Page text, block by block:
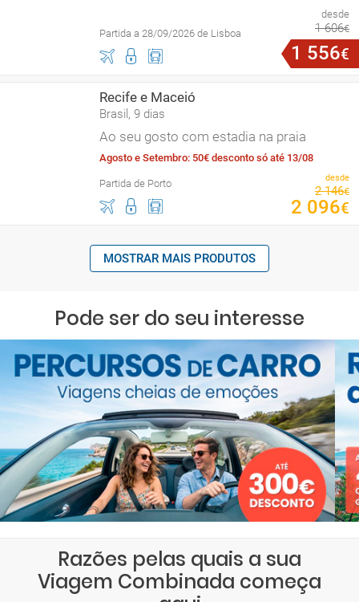
Partida a 28/09/2026 de Lisboa
desde
1 606€
1 556€
Recife e Maceió
Brasil, 9 dias
Ao seu gosto com estadia na praia
Agosto e Setembro: 50€ desconto só até 13/08
Partida de Porto desde
2 146€
2 096€
MOSTRAR MAIS PRODUTOS
Pode ser do seu interesse
Razões pelas quais a sua
Viagem Combinada começa